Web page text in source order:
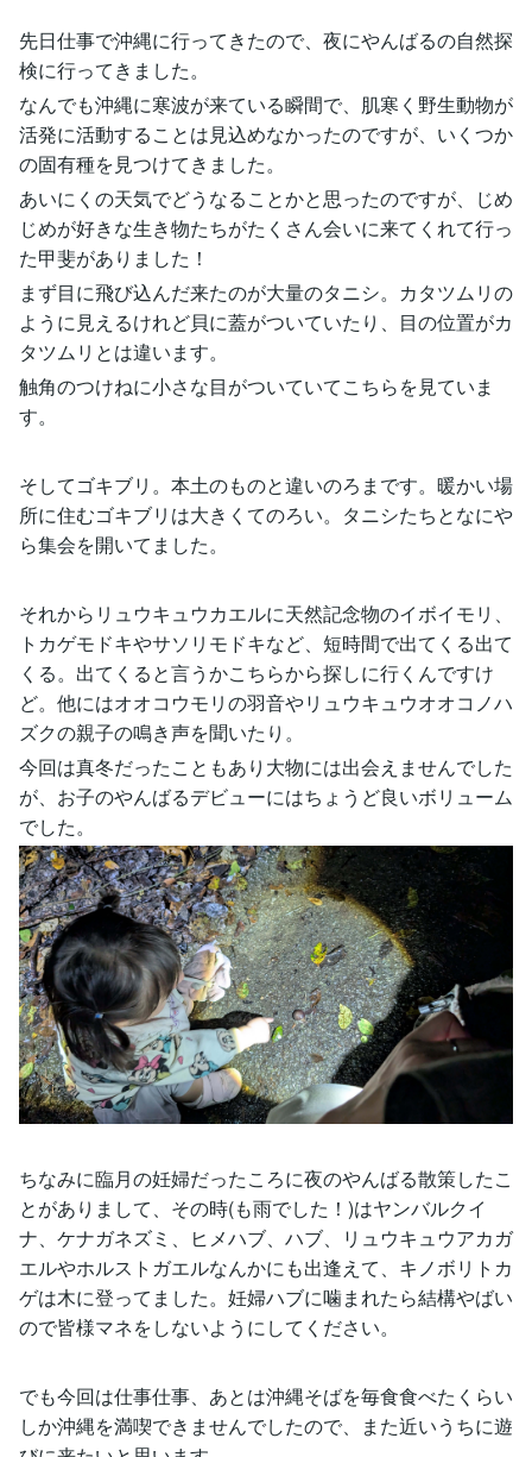
先日仕事で沖縄に行ってきたので、夜にやんばるの自然探
検に行ってきました。
なんでも沖縄に寒波が来ている瞬間で、肌寒く野生動物が
活発に活動することは見込めなかったのですが、いくつか
の固有種を見つけてきました。
あいにくの天気でどうなることかと思ったのですが、じめ
じめが好きな生き物たちがたくさん会いに来てくれて行っ
た甲斐がありました！
まず目に飛び込んだ来たのが大量のタニシ。カタツムリの
ように見えるけれど貝に蓋がついていたり、目の位置がカ
タツムリとは違います。
触角のつけねに小さな目がついていてこちらを見ていま
す。
そしてゴキブリ。本土のものと違いのろまです。暖かい場
所に住むゴキブリは大きくてのろい。タニシたちとなにや
ら集会を開いてました。
それからリュウキュウカエルに天然記念物のイボイモリ、
トカゲモドキやサソリモドキなど、短時間で出てくる出て
くる。出てくると言うかこちらから探しに行くんですけ
ど。他にはオオコウモリの羽音やリュウキュウオオコノハ
ズクの親子の鳴き声を聞いたり。
今回は真冬だったこともあり大物には出会えませんでした
が、お子のやんばるデビューにはちょうど良いボリューム
でした。
ちなみに臨月の妊婦だったころに夜のやんばる散策したこ
とがありまして、その時(も雨でした！)はヤンバルクイ
ナ、ケナガネズミ、ヒメハブ、ハブ、リュウキュウアカガ
エルやホルストガエルなんかにも出逢えて、キノボリトカ
ゲは木に登ってました。妊婦ハブに噛まれたら結構やばい
ので皆様マネをしないようにしてください。
でも今回は仕事仕事、あとは沖縄そばを毎食食べたくらい
しか沖縄を満喫できませんでしたので、また近いうちに遊